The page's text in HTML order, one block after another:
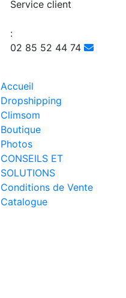
Service client
:
02 85 52 44 74
Accueil
Dropshipping
Climsom
Boutique
Photos
CONSEILS ET
SOLUTIONS
Conditions de Vente
Catalogue